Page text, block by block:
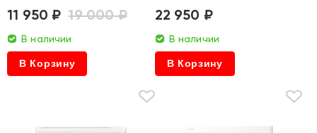
11 950 ₽ 19 000 ₽
В наличии
В Корзину
22 950 ₽
В наличии
В Корзину